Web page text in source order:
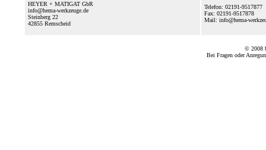
HEYER + MATIGAT GbR
info@hema-werkzeuge.de
Steinberg 22
42855 Remscheid
Telefon: 02191-9517877
Fax: 02191-9517878
Mail: info@hema-
© 2008
Bei Fragen oder